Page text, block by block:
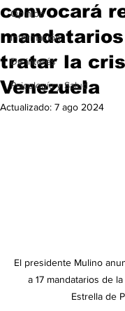
Opinión
Información
De interés
Psicología y Salud
convocará
tratar la
Venezuela
Actualizado: 7 ago 2024
El presidente Mulino
a 17 mandatarios de
Estrella de